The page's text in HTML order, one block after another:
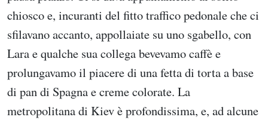
chiosco e, incuranti del fitto traffico pedonale che ci
sfilavano accanto, appollaiate su uno sgabello, con
Lara e qualche sua collega bevevamo caffè e
prolungavamo il piacere di una fetta di torta a base
di pan di Spagna e creme colorate. La
metropolitana di Kiev è profondissima, e, ad alcune